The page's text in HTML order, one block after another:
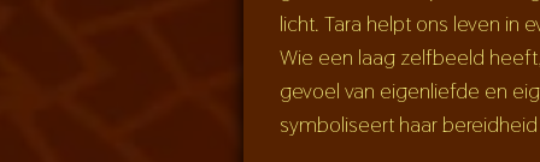
licht. Tara helpt ons leven in
Wie een laag zelfbeeld
gevoel van eigenliefde en
symboliseert haar